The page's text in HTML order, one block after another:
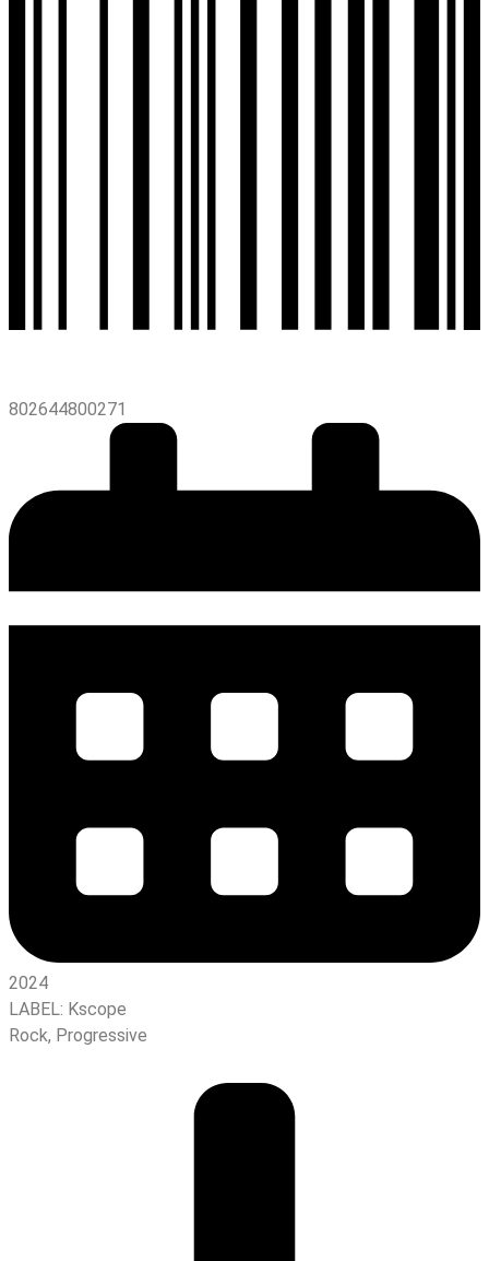
802644800271
2024
LABEL: Kscope
Rock, Progressive